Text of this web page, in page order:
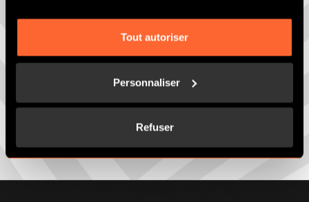
Tout autoriser
Personnaliser
Refuser